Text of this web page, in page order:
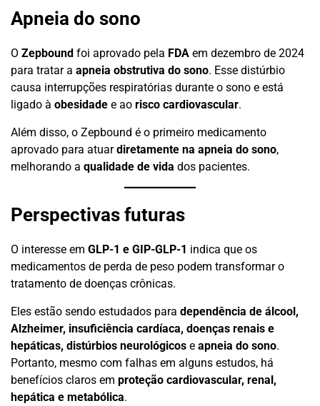
Apneia do sono
O Zepbound foi aprovado pela FDA em dezembro de 2024
para tratar a apneia obstrutiva do sono. Esse distúrbio
causa interrupções respiratórias durante o sono e está
ligado à obesidade e ao risco cardiovascular.
Além disso, o Zepbound é o primeiro medicamento
aprovado para atuardiretamente na apneia do sono,
melhorando a qualidade de vida dos pacientes.
Perspectivas futuras
O interesse em GLP-1 e GIP-GLP-1 indica que os
medicamentos de perda de peso podem transformar o
tratamento de doenças crônicas.
Eles estão sendo estudados para dependência de álcool,
Alzheimer, insuficiência cardíaca, doenças renais e
hepáticas, distúrbios neurológicos e apneia do sono.
Portanto, mesmo com falhas em alguns estudos, há
benefícios claros em proteção cardiovascular, renal,
hepática e metabólica.